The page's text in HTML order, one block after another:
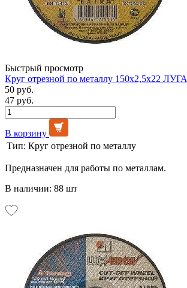
Быстрый просмотр
Круг отрезной по металлу 150х2,5х22 ЛУГА
50 руб.
47 руб.
В корзину
Тип: Круг отрезной по металлу
Предназначен для работы по металлам.
В наличии: 88 шт